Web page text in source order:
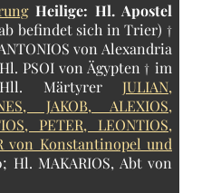
Heilige: Hl. Apostel
befindet sich in Trier) †
von Alexandria
PSOI von Ägypten † im
Märtyrer JULIAN,
JAKOB, ALEXIOS,
PETER, LEONTIOS,
von Konstantinopel und
Hl. MAKARIOS, Abt von